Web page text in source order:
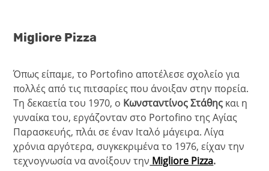
MigliorePizza
Όπως είπαμε, το Portofino αποτέλεσε σχολείο για
πολλές από τις πιτσαρίες που άνοιξαν στην πορεία.
Τη δεκαετία του 1970, ο Κωνσταντίνος Στάθης και η
γυναίκα του, εργάζονταν στο Portofino της Αγίας
Παρασκευής, πλάι σε έναν Ιταλό μάγειρα. Λίγα
χρόνια αργότερα, συγκεκριμένα το 1976, είχαν την
τεχνογνωσία να ανοίξουν την Migliore Pizza.